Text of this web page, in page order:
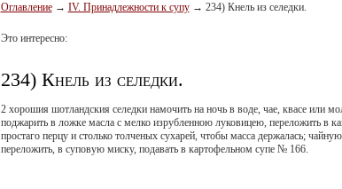
Оглавление → IV. Принадлежности к супу → 234) Кнель из селедки.
Это интересно:
234) Кнель из селедки.
2 хорошия шотландския селедки намочить на ночь в воде, чае, квасе или
поджарить в ложке масла с мелко изрубленною луковицею, переложить в
простаго перцу и столько толченых сухарей, чтобы масса держалась;
переложить, в суповую миску, подавать в картофельном супе № 166.